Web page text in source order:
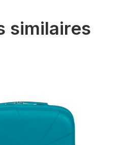
similaires